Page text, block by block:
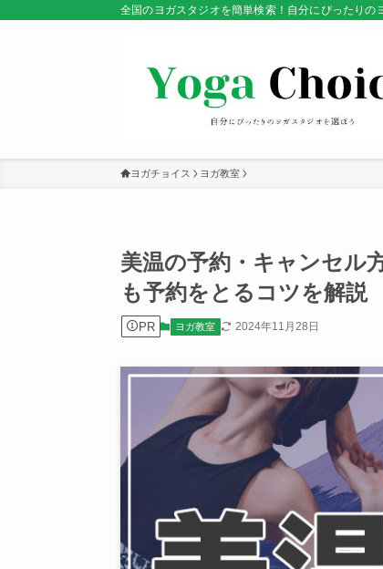
全国のヨガスタジオを簡単検索！自分にぴったりの
ヨガチョイス ヨガ教室
美温の予約・キャンセル
も予約をとるコツを解説
PR ヨガ教室 2024年11月28日